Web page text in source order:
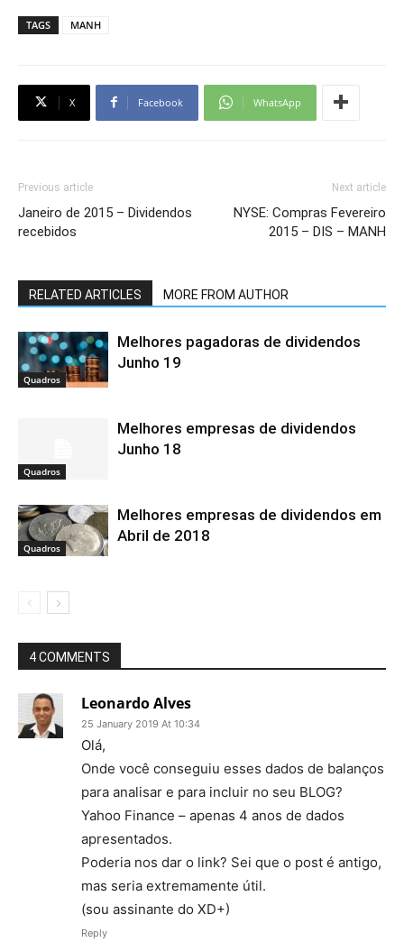
TAGS MANH
X Facebook WhatsApp
Previous article
Janeiro de 2015 – Dividendos
recebidos
Next article
NYSE: Compras Fevereiro
2015 – DIS – MANH
RELATED ARTICLES MORE FROM AUTHOR
Quadros
Melhores pagadoras de dividendos
Junho 19
Quadros
Melhores empresas de dividendos
Junho 18
Quadros
Melhores empresas de dividendos em
Abril de 2018
4 COMMENTS
Leonardo Alves
25 January 2019 At 10:34
Olá,
Onde você conseguiu esses dados de balanços
para analisar e para incluir no seu BLOG?
Yahoo Finance – apenas 4 anos de dados
apresentados.
Poderia nos dar o link? Sei que o post é antigo,
mas seria extremamente útil.
(sou assinante do XD+)
Reply